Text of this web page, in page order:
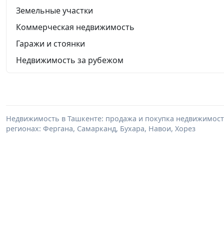
Земельные участки
Коммерческая недвижимость
Гаражи и стоянки
Недвижимость за рубежом
Недвижимость в Ташкенте: продажа и покупка
регионах: Фергана, Самарканд, Бухара, Навои, Хорез